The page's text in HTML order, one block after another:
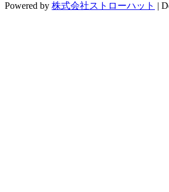
Powered by 株式会社ストローハット |